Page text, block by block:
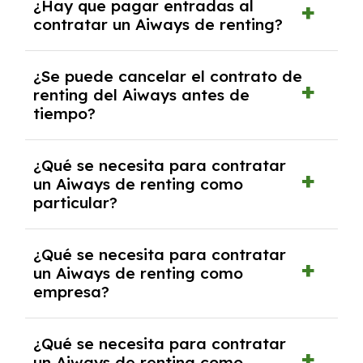
con el seguro a todo riesgo sin franquicia
incluido dentro de las cuotas mensuales.
¿Hay que pagar entradas al
contratar un Aiways de renting?
tendrás que pagar ningún tipo de entrada
salvo en casos que lo exija el proveedor
debido al resultado del estudio de viabilidad
económica.
¿Se puede cancelar el contrato de
renting del Aiways antes de
tiempo?
pero puede haber penalizaciones por
cancelación anticipada. Es importante revisar
las condiciones del contrato y hablar con un
experto que te asesore.
¿Qué se necesita para contratar
un Aiways de renting como
particular?
y, en algunos casos, una consulta de solvencia
crediticia y un pago inicial.
¿Qué se necesita para contratar
un Aiways de renting como
empresa?
documentación financiera y, en algunos
¿Qué se necesita para contratar